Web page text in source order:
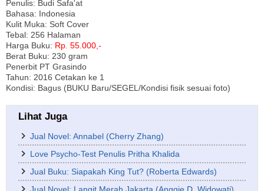
Penulis: Budi Safa'at
Bahasa: Indonesia
Kulit Muka: Soft Cover
Tebal: 256 Halaman
Harga Buku: Rp. 55.000,-
Berat Buku: 230 gram
Penerbit PT Grasindo
Tahun: 2016 Cetakan ke 1
Kondisi: Bagus (BUKU Baru/SEGEL/Kondisi fisik sesuai foto)
Lihat Juga
Jual Novel: Annabel (Cherry Zhang)
Love Psycho-Test Penulis Pritha Khalida
Jual Buku: Siapakah King Tut? (Roberta Edwards)
Jual Novel: Langit Merah Jakarta (Anggie D. Widowati)